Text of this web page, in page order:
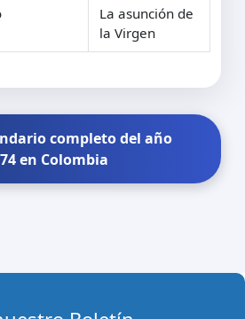
La asunción de
la Virgen
completo del año
en Colombia